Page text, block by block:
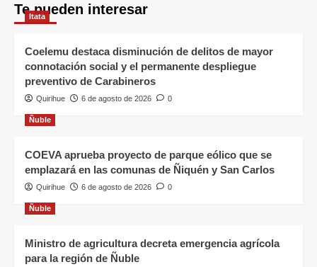
Te pueden interesar
Itata
Coelemu destaca disminución de delitos de mayor
connotación social y el permanente despliegue
preventivo de Carabineros
Quirihue 6 de agosto de 2026 0
Ñuble
COEVA aprueba proyecto de parque eólico que se
emplazará en las comunas de Ñiquén y San Carlos
Quirihue 6 de agosto de 2026 0
Ñuble
Ministro de agricultura decreta emergencia agrícola
para la región de Ñuble